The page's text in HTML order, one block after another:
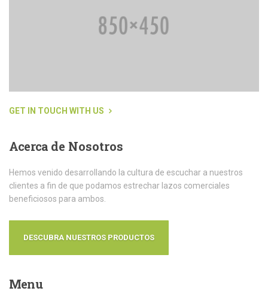
GET IN TOUCH WITH US
Acerca de Nosotros
Hemos venido desarrollando la cultura de escuchar a nuestros
clientes a fin de que podamos estrechar lazos comerciales
beneficiosos para ambos.
DESCUBRA NUESTROS PRODUCTOS
Menu